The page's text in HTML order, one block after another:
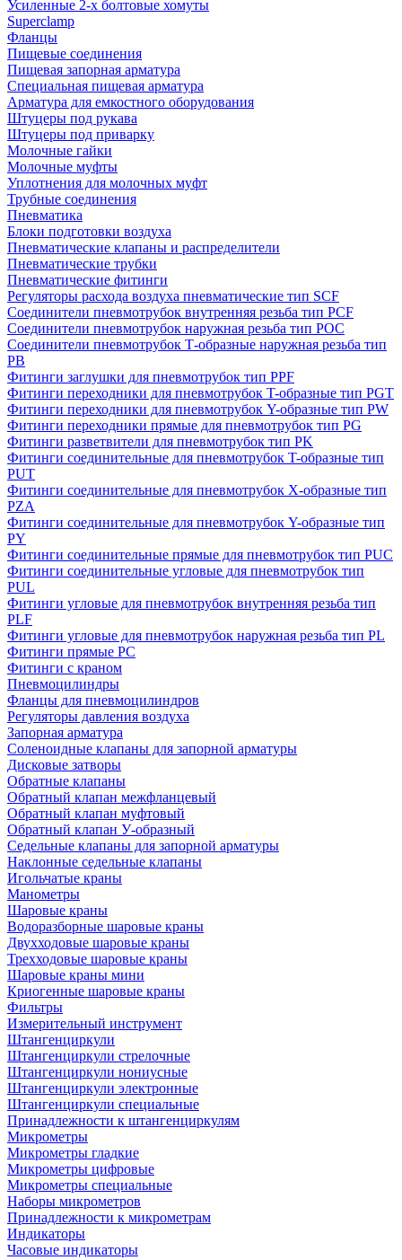
Усиленные 2-х болтовые хомуты
Superclamp
Фланцы
Пищевые соединения
Пищевая запорная арматура
Специальная пищевая арматура
Арматура для емкостного оборудования
Штуцеры под рукава
Штуцеры под приварку
Молочные гайки
Молочные муфты
Уплотнения для молочных муфт
Трубные соединения
Пневматика
Блоки подготовки воздуха
Пневматические клапаны и распределители
Пневматические трубки
Пневматические фитинги
Регуляторы расхода воздуха пневматические тип SCF
Соединители пневмотрубок внутренняя резьба тип PCF
Соединители пневмотрубок наружная резьба тип POC
Соединители пневмотрубок Т-образные наружная резьба тип
PB
Фитинги заглушки для пневмотрубок тип PPF
Фитинги переходники для пневмотрубок T-образные тип PGT
Фитинги переходники для пневмотрубок Y-образные тип PW
Фитинги переходники прямые для пневмотрубок тип PG
Фитинги разветвители для пневмотрубок тип PK
Фитинги соединительные для пневмотрубок T-образные тип
PUT
Фитинги соединительные для пневмотрубок X-образные тип
PZA
Фитинги соединительные для пневмотрубок Y-образные тип
PY
Фитинги соединительные прямые для пневмотрубок тип PUC
Фитинги соединительные угловые для пневмотрубок тип
PUL
Фитинги угловые для пневмотрубок внутренняя резьба тип
PLF
Фитинги угловые для пневмотрубок наружная резьба тип PL
Фитинги прямые PC
Фитинги с краном
Пневмоцилиндры
Фланцы для пневмоцилиндров
Регуляторы давления воздуха
Запорная арматура
Соленоидные клапаны для запорной арматуры
Дисковые затворы
Обратные клапаны
Обратный клапан межфланцевый
Обратный клапан муфтовый
Обратный клапан У-образный
Седельные клапаны для запорной арматуры
Наклонные седельные клапаны
Игольчатые краны
Манометры
Шаровые краны
Водоразборные шаровые краны
Двухходовые шаровые краны
Трехходовые шаровые краны
Шаровые краны мини
Криогенные шаровые краны
Фильтры
Измерительный инструмент
Штангенциркули
Штангенциркули стрелочные
Штангенциркули нониусные
Штангенциркули электронные
Штангенциркули специальные
Принадлежности к штангенциркулям
Микрометры
Микрометры гладкие
Микрометры цифровые
Микрометры специальные
Наборы микрометров
Принадлежности к микрометрам
Индикаторы
Часовые индикаторы